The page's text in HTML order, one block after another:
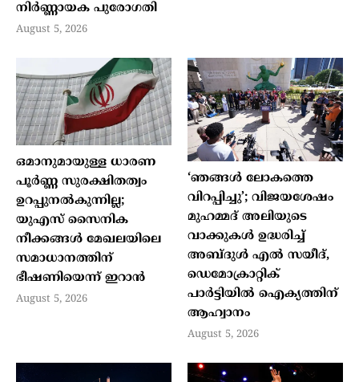
നിർണ്ണായക പുരോഗതി
August 5, 2026
ഒമാനുമായുള്ള ധാരണ
പൂർണ്ണ സുരക്ഷിതത്വം
ഉറപ്പുനൽകുന്നില്ല;
യുഎസ് സൈനിക
നീക്കങ്ങൾ മേഖലയിലെ
സമാധാനത്തിന്
ഭീഷണിയെന്ന് ഇറാൻ
August 5, 2026
‘ഞങ്ങൾ ലോകത്തെ
വിറപ്പിച്ചു’; വിജയശേഷം
മുഹമ്മദ് അലിയുടെ
വാക്കുകൾ ഉദ്ധരിച്ച്
അബ്‍ദുൾ എൽ സയീദ്,
ഡെമോക്രാറ്റിക്
പാർട്ടിയിൽ ഐക്യത്തിന്
ആഹ്വാനം
August 5, 2026